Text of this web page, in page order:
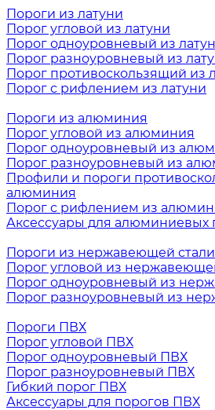
Пороги из латуни
Порог угловой из латуни
Порог одноуровневый из
Порог разноуровневый из
Порог противоскользящий из
Порог с рифлением из латуни
Пороги из алюминия
Порог угловой из алюминия
Порог одноуровневый из
Порог разноуровневый из
Профили и пороги
алюминия
Порог с рифлением из
Аксессуары для алюминиевых
Пороги из нержавеющей стали
Порог угловой из
Порог одноуровневый из
Порог разноуровневый из
Пороги ПВХ
Порог угловой ПВХ
Порог одноуровневый ПВХ
Порог разноуровневый ПВХ
Гибкий порог ПВХ
Аксессуары для порогов ПВХ